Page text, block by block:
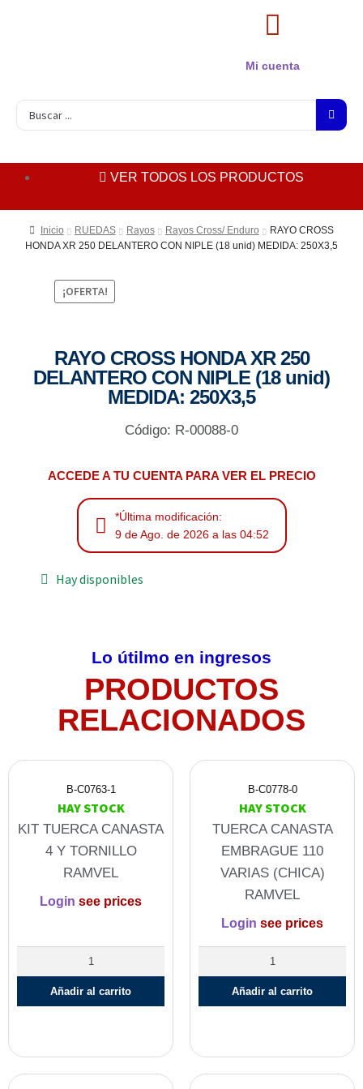
Mi cuenta
VER TODOS LOS PRODUCTOS
Inicio RUEDAS Rayos Rayos Cross/ Enduro
RAYO CROSS
HONDA XR 250 DELANTERO CON NIPLE (18 unid) MEDIDA: 250X3,5
¡OFERTA!
RAYO CROSS HONDA XR 250
DELANTERO CON NIPLE (18 unid)
MEDIDA: 250X3,5
Código: R-00088-0
ACCEDE A TU CUENTA PARA VER EL PRECIO
*Última modificación:
9 de Ago. de 2026 a las 04:52
Hay disponibles
Lo útilmo en ingresos
PRODUCTOS
RELACIONADOS
B-C0763-1
HAY STOCK
KIT TUERCA CANASTA
4 Y TORNILLO
RAMVEL
Login see prices
Añadir al carrito
B-C0778-0
HAY STOCK
TUERCA CANASTA
EMBRAGUE 110
VARIAS (CHICA)
RAMVEL
Login see prices
Añadir al carrito